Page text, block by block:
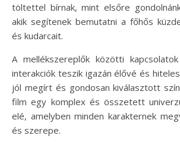
töltettel bírnak, mint elsőre
akik segítenek bemutatni a főhős
és kudarcait.
A mellékszereplők közötti
interakciók teszik igazán élővé és
jól megírt és gondosan kiválasztott
film egy komplex és összetett
elé, amelyben minden karakternek
és szerepe.